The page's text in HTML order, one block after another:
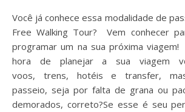
Você já conhece essa modalidade de passeio econômico, o
Free Walking Tour? Vem conhecer
programar um na sua próxima viagem!
hora de planejar a sua viagem
voos, trens, hotéis e transfer,
passeio, seja por falta de grana ou
demorados, correto?Se esse é seu